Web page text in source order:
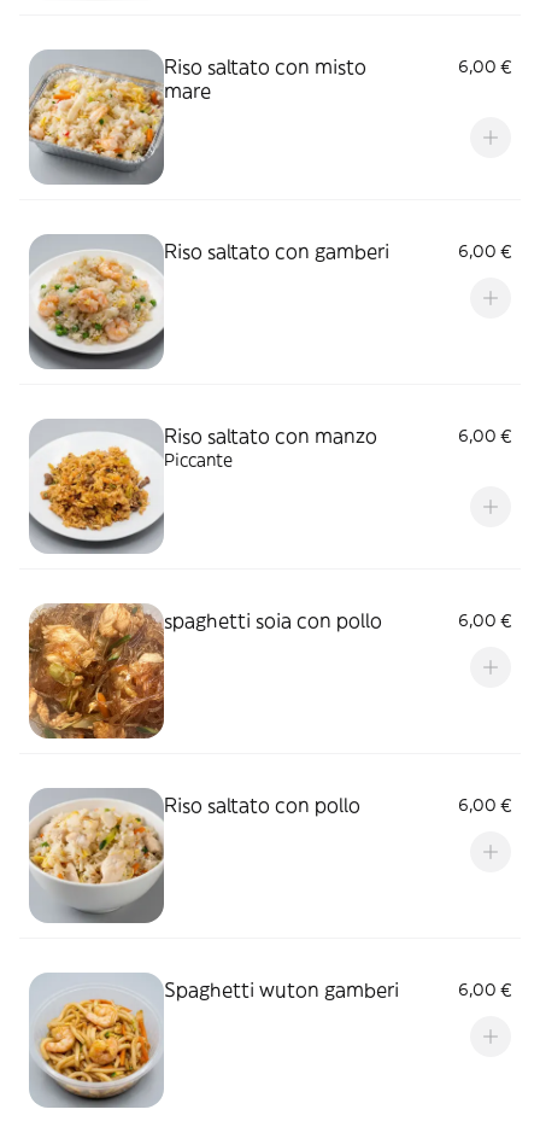
Riso saltato con misto
mare
6,00 €
Riso saltato con gamberi 6,00 €
Riso saltato con manzo
6,00 €
Piccante
spaghetti soia con pollo 6,00 €
Riso saltato con pollo 6,00 €
Spaghetti wuton gamberi 6,00 €